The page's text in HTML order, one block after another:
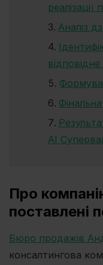
реалізації
Аналіз
AI
Про
поставлені
Бюро продажів
консалтингова